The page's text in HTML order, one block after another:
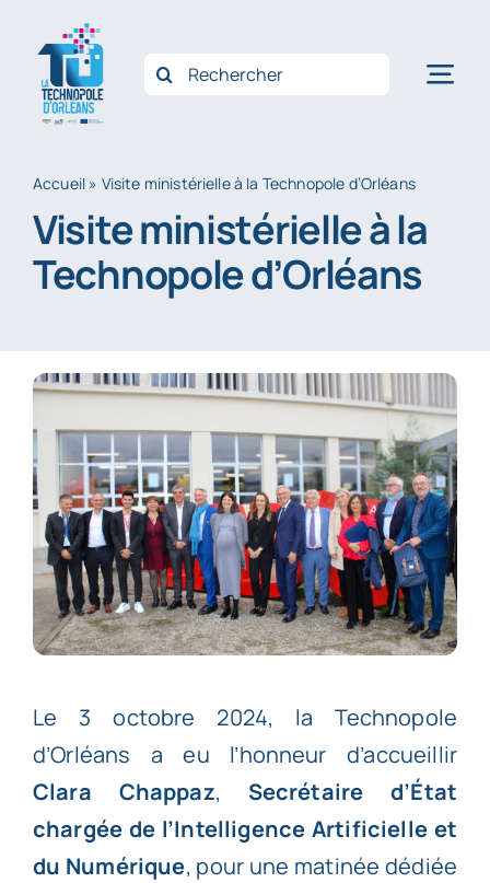
contenu
Rechercher:
Accueil » Visite ministérielle à la Technopole d’Orléans
Visite ministérielle à la
Technopole d’Orléans
Le 3 octobre 2024, la Technopole
d’Orléans a eu l’honneur d’accueillir
Clara Chappaz, Secrétaire d’État
chargée de l’Intelligence Artificielle et
du Numérique, pour une matinée dédiée